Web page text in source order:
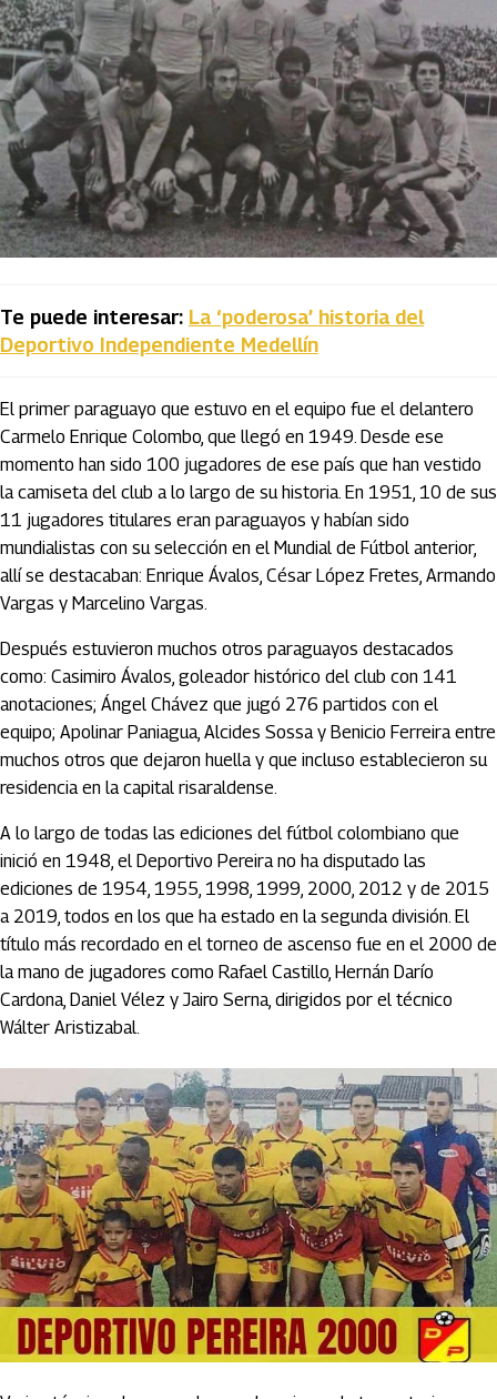
Te puede interesar: La ‘poderosa’ historia del
Deportivo Independiente Medellín
El primer paraguayo que estuvo en el equipo fue el delantero
Carmelo Enrique Colombo, que llegó en 1949. Desde ese
momento han sido 100 jugadores de ese país que han vestido
la camiseta del club a lo largo de su historia. En 1951, 10 de sus
11 jugadores titulares eran paraguayos y habían sido
mundialistas con su selección en el Mundial de Fútbol anterior,
allí se destacaban: Enrique Ávalos, César López Fretes, Armando
Vargas y Marcelino Vargas.
Después estuvieron muchos otros paraguayos destacados
como: Casimiro Ávalos, goleador histórico del club con 141
anotaciones; Ángel Chávez que jugó 276 partidos con el
equipo; Apolinar Paniagua, Alcides Sossa y Benicio Ferreira entre
muchos otros que dejaron huella y que incluso establecieron su
residencia en la capital risaraldense.
A lo largo de todas las ediciones del fútbol colombiano que
inició en 1948, el Deportivo Pereira no ha disputado las
ediciones de 1954, 1955, 1998, 1999, 2000, 2012 y de 2015
a 2019, todos en los que ha estado en la segunda división. El
título más recordado en el torneo de ascenso fue en el 2000 de
la mano de jugadores como Rafael Castillo, Hernán Darío
Cardona, Daniel Vélez y Jairo Serna, dirigidos por el técnico
Wálter Aristizabal.